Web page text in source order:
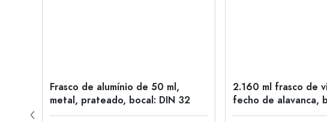
Frasco de alumínio de 50 ml,
metal, prateado, bocal: DIN 32
2.160 ml frasco de
fecho de alavanca,
de alavanca